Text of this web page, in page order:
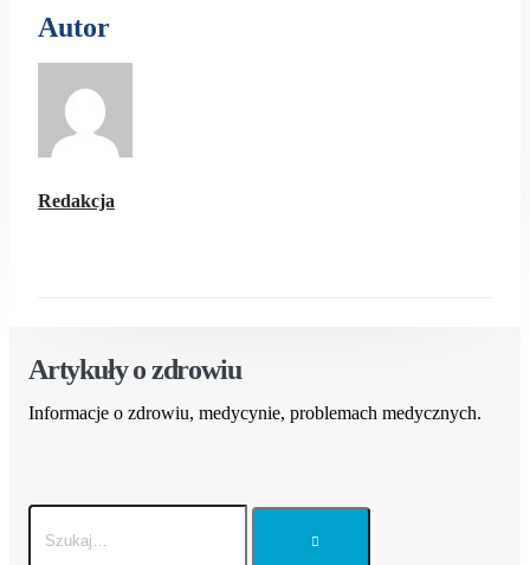
Autor
Redakcja
Artykuły o zdrowiu
Informacje o zdrowiu, medycynie, problemach medycznych.